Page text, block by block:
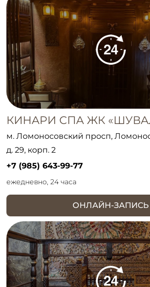
КИНАРИ СПА ЖК
м. Ломоносовский просп,
д. 29, корп. 2
+7 (985) 643-99-77
ежедневно, 24 часа
ОНЛАЙН-ЗАПИСЬ